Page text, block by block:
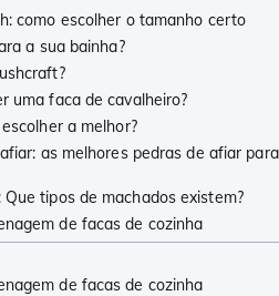
como escolher o tamanho certo
a sua bainha?
uma faca de cavalheiro?
a melhor?
as melhores pedras de afiar para
tipos de machados existem?
de facas de cozinha
de facas de cozinha